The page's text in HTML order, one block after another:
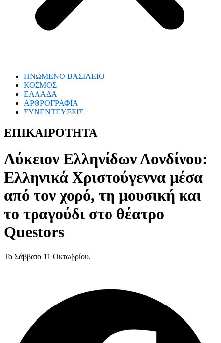
ΗΝΩΜΕΝΟ ΒΑΣΙΛΕΙΟ
ΚΟΣΜΟΣ
ΕΛΛΑΔΑ
ΑΡΘΡΟΓΡΑΦΙΑ
ΣΥΝΕΝΤΕΥΞΕΙΣ
ΕΠΙΚΑΙΡΟΤΗΤΑ
Λύκειον Ελληνίδων Λονδίνου:
Ελληνικά Χριστούγεννα μέσα
από τον χορό, τη μουσική και
το τραγούδι στο θέατρο
Questors
Το Σάββατο 11 Οκτωβρίου.